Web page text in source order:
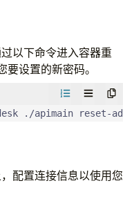
以下命令进入容器重
要设置的新密码。
./apimain reset-
配置连接信息以使用您